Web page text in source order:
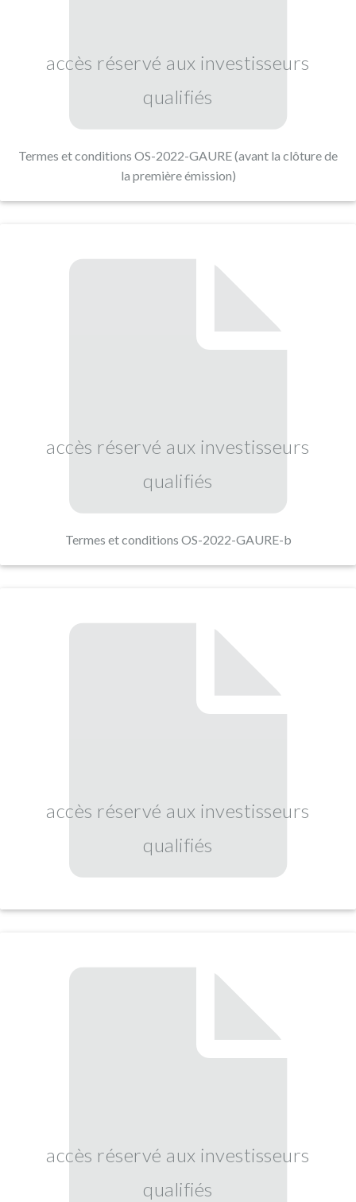
accès réservé aux investisseurs
qualifiés
Termes et conditions OS-2022-GAURE (avant la clôture de
la première émission)
accès réservé aux investisseurs
qualifiés
Termes et conditions OS-2022-GAURE-b
accès réservé aux investisseurs
qualifiés
accès réservé aux investisseurs
qualifiés